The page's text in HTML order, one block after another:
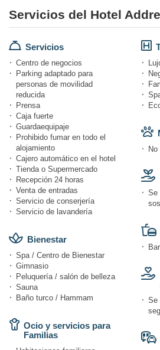
Servicios del Hotel
Servicios
Centro de negocios
Parking adaptado para
personas de movilidad
reducida
Prensa
Caja fuerte
Guardaequipaje
Prohibido fumar en todo el
alojamiento
Cajero automático en el hotel
Tienda o Supermercado
Recepción 24 horas
Venta de entradas
Servicio de conserjería
Servicio de lavandería
Bienestar
Spa / Centro de Bienestar
Gimnasio
Peluquería / salón de belleza
Sauna
Baño turco / Hammam
Ocio y servicios para
Familias
Se
Se